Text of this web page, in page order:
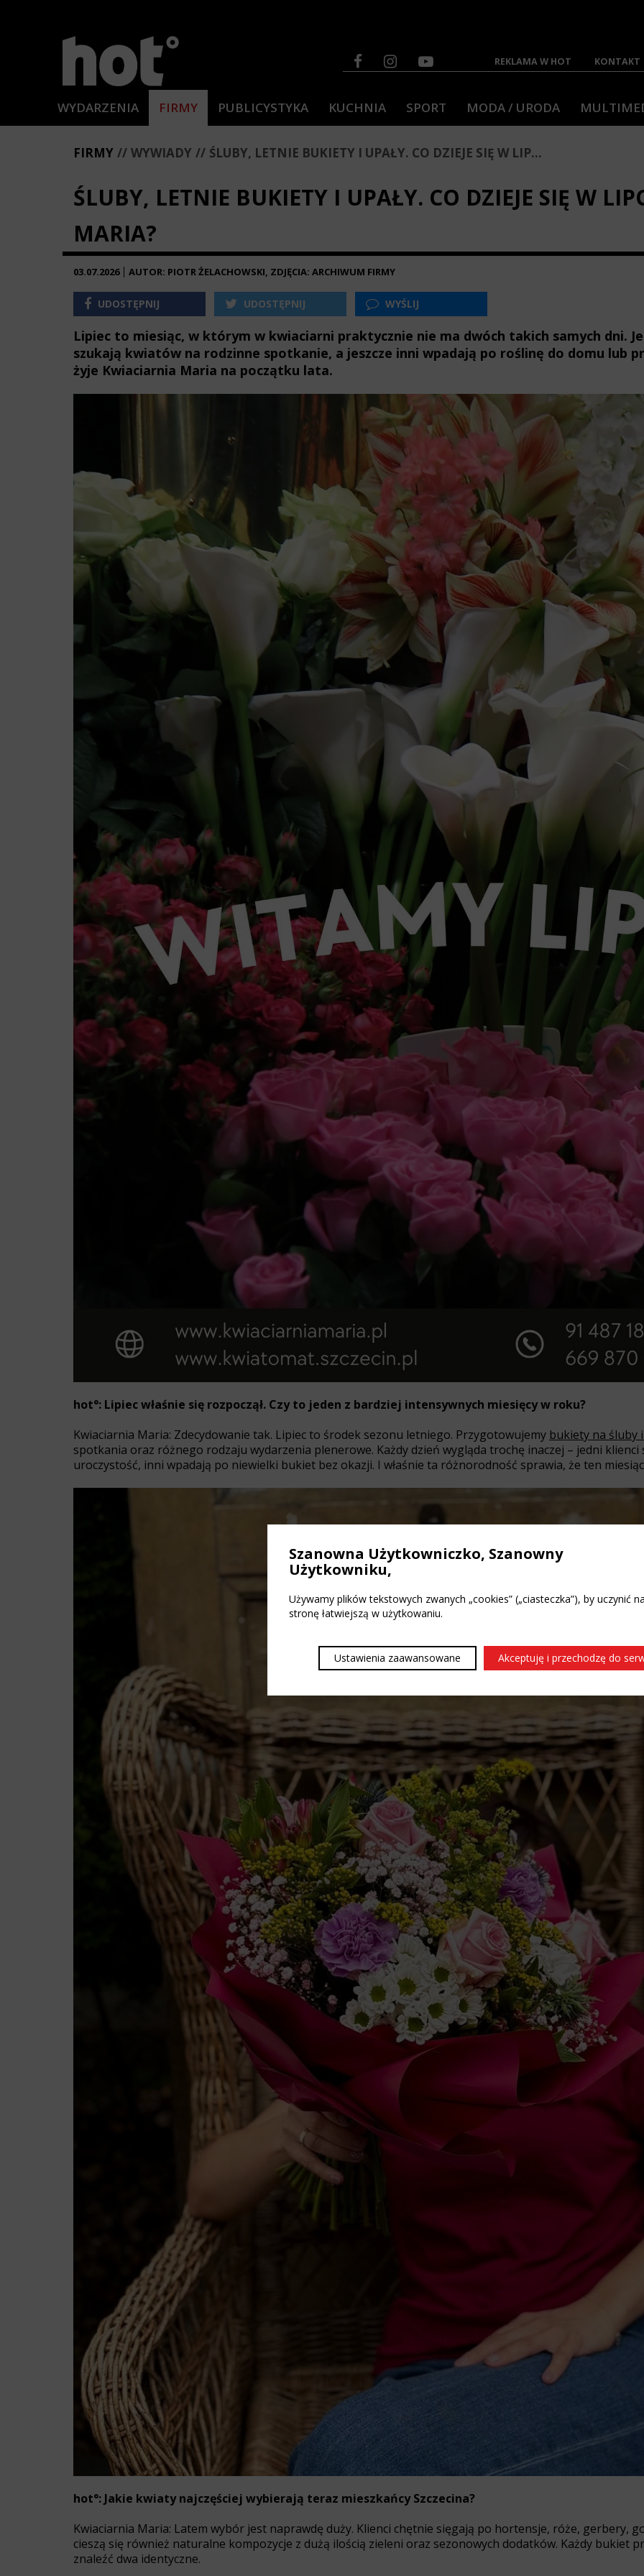
REKLAMA W HOT KONTAKT
WYDARZENIA FIRMY PUBLICYSTYKA KUCHNIA SPORT MODA / URODA
FIRMY WYWIADY ŚLUBY, LETNIE BUKIETY I UPAŁY. CO DZIEJE SIĘ W LIP...
ŚLUBY, LETNIE BUKIETY I UPAŁY. CO DZIEJE SIĘ W
MARIA?
03.07.2026 AUTOR: PIOTR ŻELACHOWSKI, ZDJĘCIA: ARCHIWUM FIRMY
UDOSTĘPNIJ UDOSTĘPNIJ WYŚLIJ
Lipiec to miesiąc, w którym w kwiaciarni praktycznie nie ma dwóch takich samych dni.
szukają kwiatów na rodzinne spotkanie, a jeszcze inni wpadają po roślinę do domu lub
żyje Kwiaciarnia Maria na początku lata.
hot°: Lipiec właśnie się rozpoczął. Czy to jeden z bardziej intensywnych miesięcy w roku?
Kwiaciarnia Maria: Zdecydowanie tak. Lipiec to środek sezonu letniego. Przygotowujemy bukiety na śluby
spotkania oraz różnego rodzaju wydarzenia plenerowe. Każdy dzień wygląda trochę inaczej – jedni
uroczystość, inni wpadają po niewielki bukiet bez okazji. I właśnie ta różnorodność sprawia, że ten
hot°: Jakie kwiaty najczęściej wybierają teraz mieszkańcy Szczecina?
Kwiaciarnia Maria: Latem wybór jest naprawdę duży. Klienci chętnie sięgają po hortensje, róże, gerbery,
cieszą się również naturalne kompozycje z dużą ilością zieleni oraz sezonowych dodatków. Każdy bukiet
znaleźć dwa identyczne.
Szanowna Użytkowniczko, Szanowny
Użytkowniku,
Używamy plików tekstowych zwanych „cookies” („ciasteczka”), by uczynić
stronę łatwiejszą w użytkowaniu.
Ustawienia zaawansowane Akceptuję i przechodzę do